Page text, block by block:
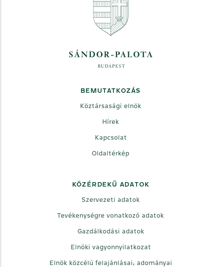
BEMUTATKOZÁS
Köztársasági elnök
Hírek
Kapcsolat
Oldaltérkép
KÖZÉRDEKŰ ADATOK
Szervezeti adatok
Tevékenységre vonatkozó adatok
Gazdálkodási adatok
Elnöki vagyonnyilatkozat
Elnök közcélú felajánlásai, adományai